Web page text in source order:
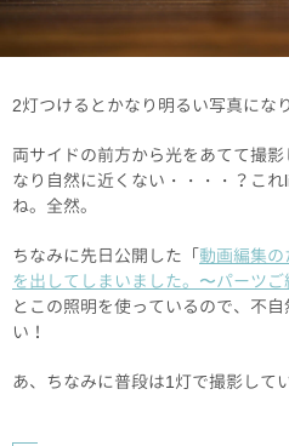
2灯つけるとかなり明るい写真にな
両サイドの前方から光をあてて撮
なり自然に近くない・・・・？こ
ね。全然。
ちなみに先日公開した「動画編集
を出してしまいました。〜パーツご
とこの照明を使っているので、不
い！
あ、ちなみに普段は1灯で撮影して